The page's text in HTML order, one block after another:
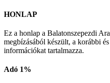
HONLAP
Ez a honlap a Balatonszepezdi
megbízásából készült, a korábbi
információkat tartalmazza.
Adó 1%